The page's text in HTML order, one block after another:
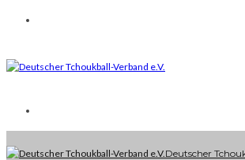
Deutscher